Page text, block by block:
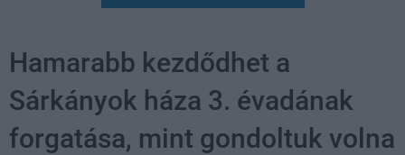
Hamarabb kezdődhet a
Sárkányok háza 3. évadának
forgatása, mint gondoltuk volna